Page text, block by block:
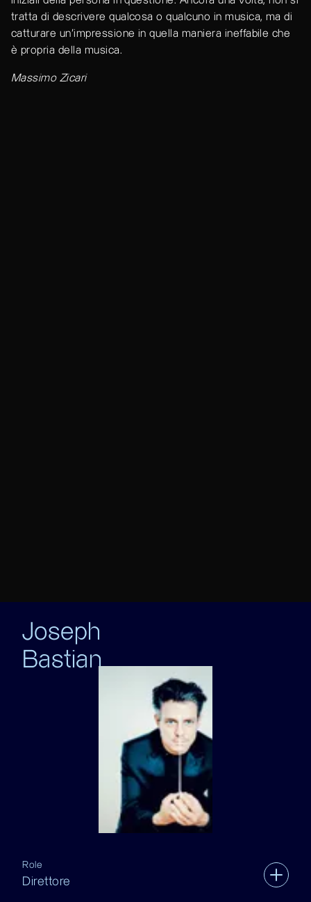
tratta di descrivere qualcosa o qualcuno in musica, ma di
catturare un’impressione in quella maniera ineffabile che
è propria della musica.
Massimo Zicari
Joseph
Bastian
Role
Direttore